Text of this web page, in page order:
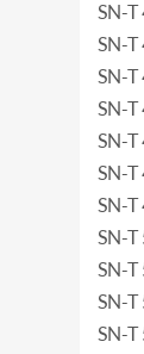
SN-
SN-
SN-
SN-
SN-
SN-
SN-
SN-
SN-
SN-
SN-